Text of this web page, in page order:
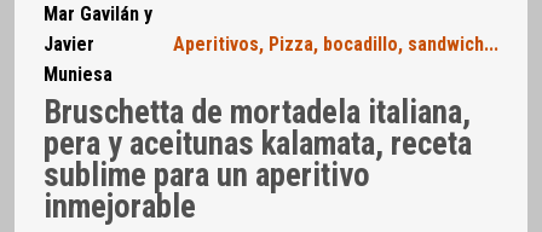
Mar Gavilán y
Javier
Muniesa
Aperitivos, Pizza, bocadillo, sandwich...
Bruschetta de mortadela italiana,
pera y aceitunas kalamata, receta
sublime para un aperitivo
inmejorable